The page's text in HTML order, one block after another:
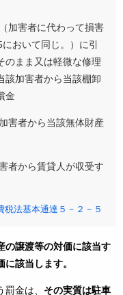
加害者に代わって損害
おいて同じ。）に引
のまま又は軽微な修理
該加害者から当該棚卸
金
害者から当該無体財産
者から賃貸人が収受す
税法基本通達５－２－５
の譲渡等の対価に該当す
該当します。
金は、 その実質は駐車